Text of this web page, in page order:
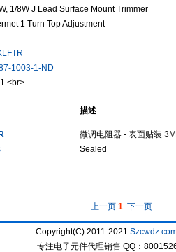
1/8W J Lead Surface Mount Trimmer
1 Turn Top Adjustment
1003-1-ND
<br>
描述
微调电阻器 - 表面贴装
Sealed
上一页 1 下一页
Copyright(C) 2011-2021
专注电子元件代理销售 QQ：